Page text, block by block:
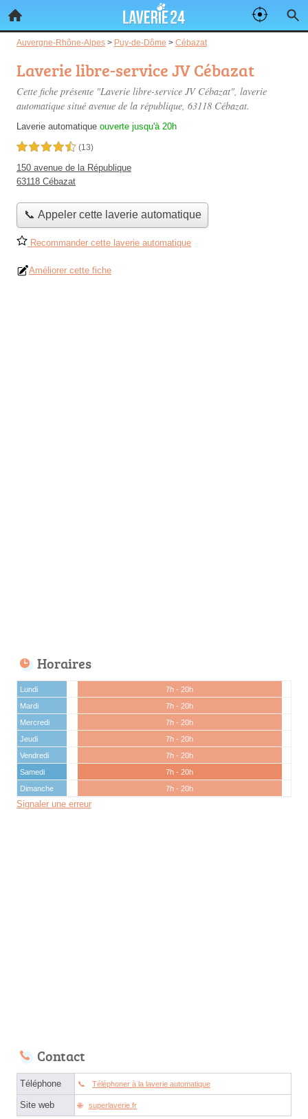
Auvergne-Rhône-Alpes > Puy-de-Dôme > Cébazat
Laverie libre-service JV Cébazat
Cette fiche présente "Laverie libre-service JV Cébazat", laverie
automatique situé avenue de la république, 63118 Cébazat.
Laverie automatique ouverte jusqu'à 20h
4,5 étoiles sur 5 (13)
150 avenue de la République
63118 Cébazat
📞 Appeler cette laverie automatique
Recommander cette laverie automatique
Améliorer cette fiche
Horaires
Lundi
7h - 20h
Mardi
7h - 20h
Mercredi
7h - 20h
Jeudi
7h - 20h
Vendredi
7h - 20h
Samedi
7h - 20h
Dimanche
7h - 20h
Signaler une erreur
Contact
Téléphone Téléphoner à la laverie automatique
Site web superlaverie.fr